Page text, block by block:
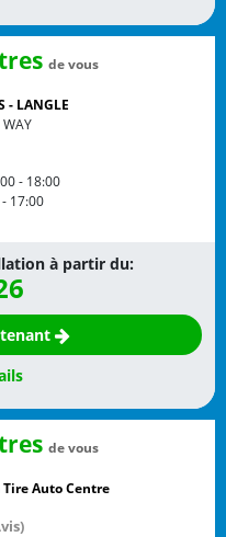
de vous
- LANGLE
- 18:00
17:00
à partir du:
de vous
Auto Centre